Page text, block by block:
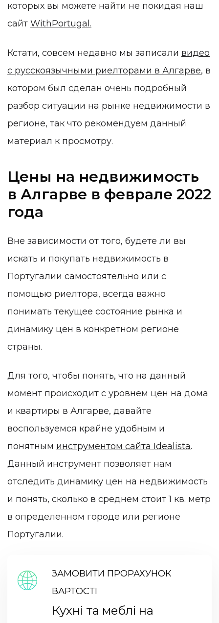
которых вы можете найти не покидая наш
сайт WithPortugal.
Кстати, совсем недавно мы записали видео
с русскоязычными риелторами в Алгарве, в
котором был сделан очень подробный
разбор ситуации на рынке недвижимости в
регионе, так что рекомендуем данный
материал к просмотру.
Цены на недвижимость
в Алгарве в феврале 2022
года
Вне зависимости от того, будете ли вы
искать и покупать недвижимость в
Португалии самостоятельно или с
помощью риелтора, всегда важно
понимать текущее состояние рынка и
динамику цен в конкретном регионе
страны.
Для того, чтобы понять, что на данный
момент происходит с уровнем цен на дома
и квартиры в Алгарве, давайте
воспользуемся крайне удобным и
понятным инструментом сайта Idealista.
Данный инструмент позволяет нам
отследить динамику цен на недвижимость
и понять, сколько в среднем стоит 1 кв. метр
в определенном городе или регионе
Португалии.
ЗАМОВИТИ ПРОРАХУНОК
ВАРТОСТІ
Кухні та меблі на